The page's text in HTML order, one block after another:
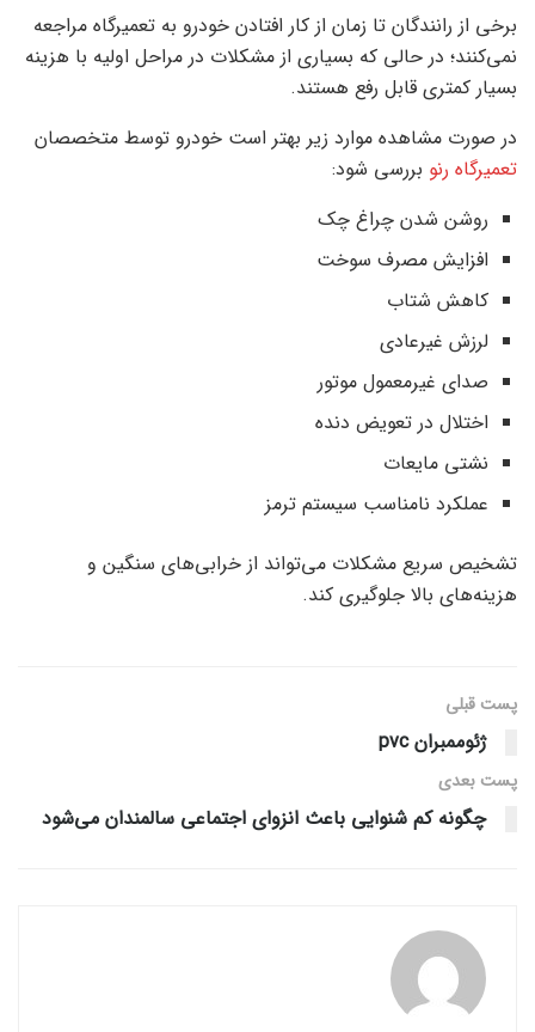
برخی از رانندگان تا زمان از کار افتادن خودرو به تعمیرگاه مراجعه
نمی‌کنند؛ در حالی که بسیاری از مشکلات در مراحل اولیه با هزینه
بسیار کمتری قابل رفع هستند.
در صورت مشاهده موارد زیر بهتر است خودرو توسط متخصصان
تعمیرگاه رنو بررسی شود:
روشن شدن چراغ چک
افزایش مصرف سوخت
کاهش شتاب
لرزش غیرعادی
صدای غیرمعمول موتور
اختلال در تعویض دنده
نشتی مایعات
عملکرد نامناسب سیستم ترمز
تشخیص سریع مشکلات می‌تواند از خرابی‌های سنگین و
هزینه‌های بالا جلوگیری کند.
پست قبلی
ژئوممبران pvc
پست‌ بعدی
چگونه کم شنوایی باعث انزوای اجتماعی سالمندان می‌شود